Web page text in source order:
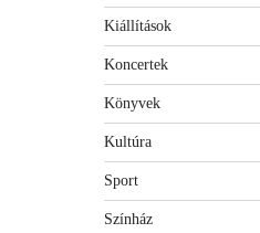
Kiállítások
Koncertek
Könyvek
Kultúra
Sport
Színház